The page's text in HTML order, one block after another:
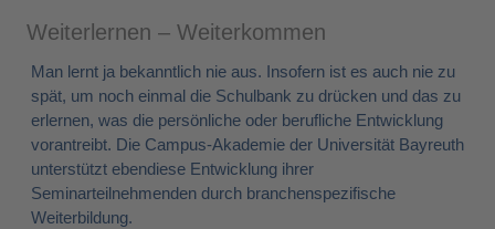
Weiterlernen – Weiterkommen
Man lernt ja bekanntlich nie aus. Insofern ist es auch nie zu
spät, um noch einmal die Schulbank zu drücken und das zu
erlernen, was die persönliche oder berufliche Entwicklung
vorantreibt. Die Campus-Akademie der Universität Bayreuth
unterstützt ebendiese Entwicklung ihrer
Seminarteilnehmenden durch branchenspezifische
Weiterbildung.